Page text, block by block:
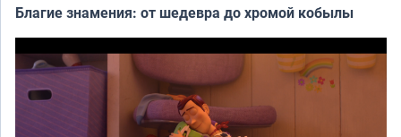
Благие знамения: от шедевра до хромой кобылы